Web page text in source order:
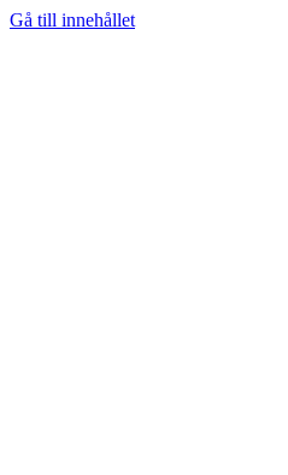
Gå till innehållet